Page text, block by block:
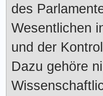
des
Wesentlichen
und der
Dazu gehöre